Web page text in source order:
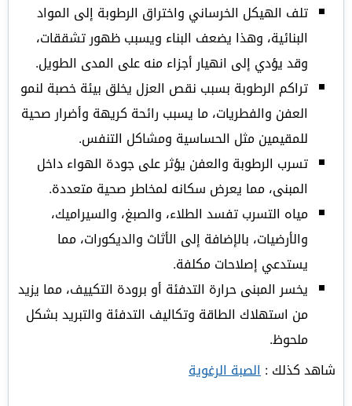
تلف الهيكل الخرساني واختراق الرطوبة إلى المواد
البنائية، وهذا يضعف البناء ويسبب ظهور تشققات،
وقد يؤدي إلى انهيار أجزاء منه على المدى الطويل.
تراكم الرطوبة بسبب نقص العزل يخلق بيئة خصبة لنمو
العفن والفطريات، ما يسبب رائحة كريهة وأضرار صحية
للمقيمين مثل الحساسية ومشاكل التنفس.
تسرب الرطوبة والعفن يؤثر على جودة الهواء داخل
المبنى، مما يعرض سكانه لمخاطر صحية متعددة.
مياه التسرب تفسد الطلاء، والصبغ، والسيراميك،
والأرضيات، بالإضافة إلى الأثاث والديكورات، مما
يستدعي إصلاحات مكلفة.
يخسر المبنى حرارة التدفئة أو برودة التكييف، مما يزيد
من استهلاك الطاقة وتكاليف التدفئة والتبريد بشكل
ملحوظ.
شاهد كذلك :الصبة الرغوية